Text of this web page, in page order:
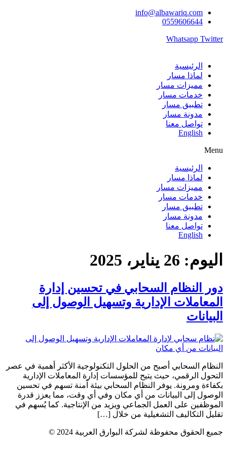
Skip
info@albawariq.com
0559606644
Whatsapp Twitter
الرئيسية
لماذا مسار
مميزات مسار
خدمات مسار
تطبيق مسار
مدونة مسار
تواصل معنا
English
Menu
الرئيسية
لماذا مسار
مميزات مسار
خدمات مسار
تطبيق مسار
مدونة مسار
تواصل معنا
English
اليوم: 26 يناير، 2025
دور النظام السحابي في تحسين إدارة
المعاملات الإدارية وتسهيل الوصول إلى
البيانات
النظام السحابي أصبح من الحلول التكنولوجية الأكثر أهمية في عصر
التحول الرقمي، حيث يتيح للمؤسسات إدارة المعاملات الإدارية
بكفاءة ومرونة. يوفر النظام السحابي بيئة آمنة تسهم في تحسين
الوصول إلى البيانات من أي مكان وفي أي وقت، مما يعزز قدرة
الموظفين على العمل الجماعي ويزيد من الإنتاجية. كما يُسهم في
تقليل التكاليف التشغيلية من خلال […]
جميع الحقوق محفوظة لشركة البوارق العربية 2024 ©